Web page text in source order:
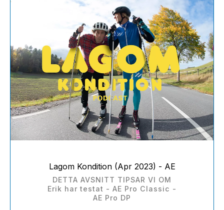
Lagom Kondition (Apr 2023) - AE
DETTA AVSNITT TIPSAR VI OM
Erik har testat - AE Pro Classic -
AE Pro DP